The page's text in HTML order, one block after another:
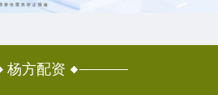
杨方配资